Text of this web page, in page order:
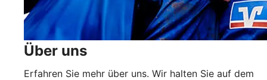
Über uns
Erfahren Sie mehr über uns. Wir halten Sie auf dem